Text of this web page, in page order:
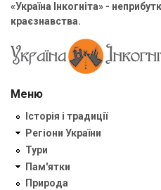
«Україна Інкогніта» -
краєзнавства.
Меню
Історія і традиції
Регіони України
Тури
Пам'ятки
Природа